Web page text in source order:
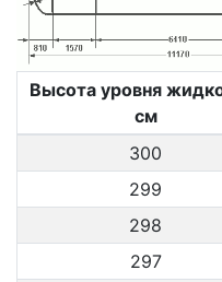
Высота уровня
см
300
299
298
297